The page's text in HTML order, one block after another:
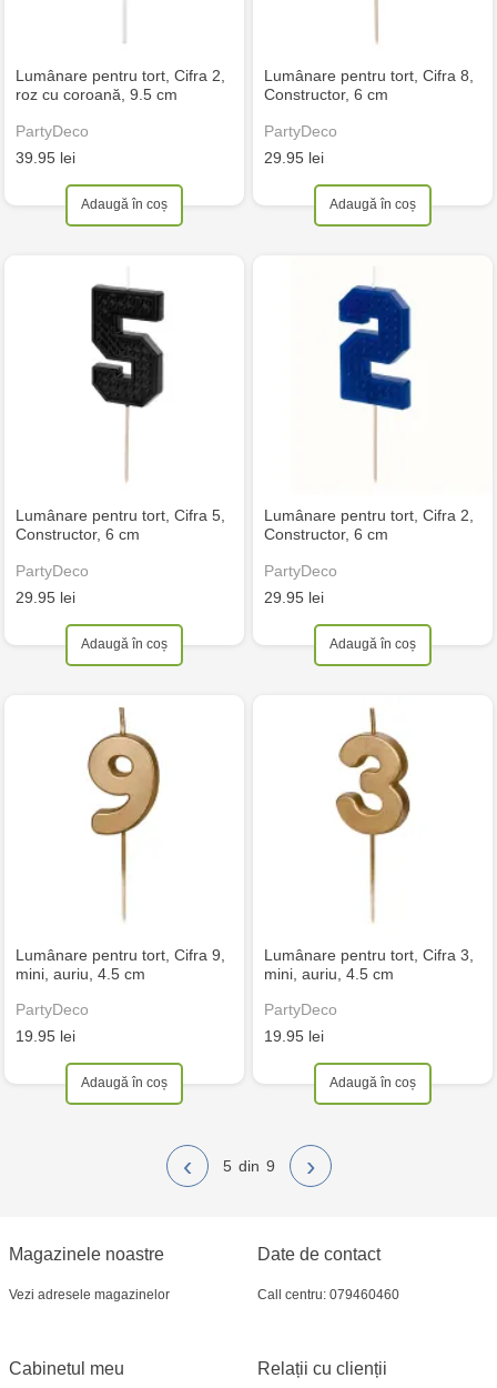
Lumânare pentru tort, Cifra 2,
roz cu coroană, 9.5 cm
PartyDeco
39.95 lei
Adaugă în coș
Lumânare pentru tort, Cifra 8,
Constructor, 6 cm
PartyDeco
29.95 lei
Adaugă în coș
Lumânare pentru tort, Cifra 5,
Constructor, 6 cm
PartyDeco
29.95 lei
Adaugă în coș
Lumânare pentru tort, Cifra 2,
Constructor, 6 cm
PartyDeco
29.95 lei
Adaugă în coș
Lumânare pentru tort, Cifra 9,
mini, auriu, 4.5 cm
PartyDeco
19.95 lei
Adaugă în coș
Lumânare pentru tort, Cifra 3,
mini, auriu, 4.5 cm
PartyDeco
19.95 lei
Adaugă în coș
‹ 5 9 ›
Magazinele noastre
Vezi adresele magazinelor
Relații cu clienții
Cabinetul meu
Date de contact
Call centru: 079460460